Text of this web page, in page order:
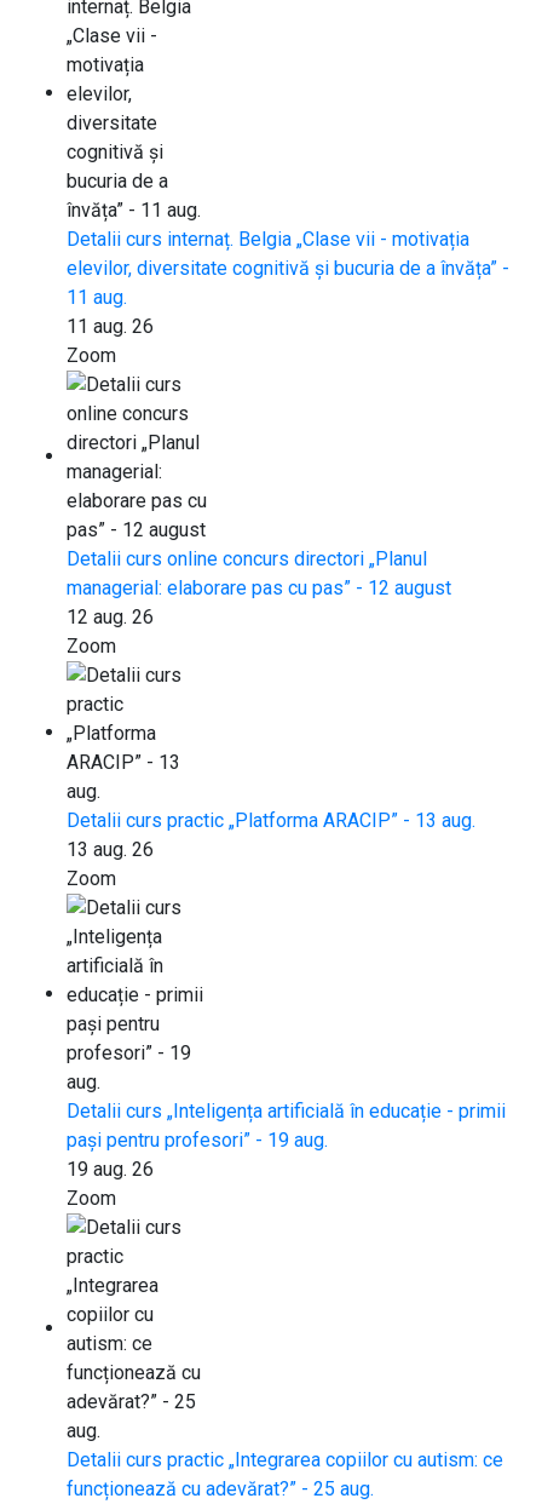
Detalii curs internaț. Belgia „Clase vii - motivația
elevilor, diversitate cognitivă și bucuria de a învăța” -
11 aug.
11 aug. 26
Zoom
Detalii curs online concurs directori „Planul
managerial: elaborare pas cu pas” - 12 august
12 aug. 26
Zoom
Detalii curs practic „Platforma ARACIP” - 13 aug.
13 aug. 26
Zoom
Detalii curs „Inteligența artificială în educație - primii
pași pentru profesori” - 19 aug.
19 aug. 26
Zoom
Detalii curs practic „Integrarea copiilor cu autism: ce
funcționează cu adevărat?” - 25 aug.